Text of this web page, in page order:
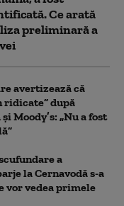
Ce arată
preliminară a
avertizează că
ridicate” după
Moody’s: „Nu a fost
a
la Cernavodă s-a
vor vedea primele